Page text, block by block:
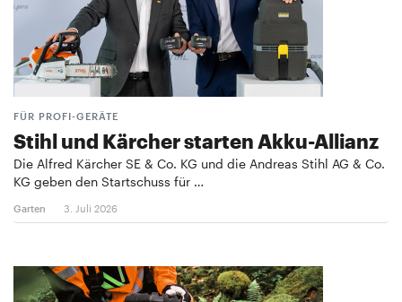
FÜR PROFI-GERÄTE
Stihl und Kärcher starten Akku-Allianz
Die Alfred Kärcher SE & Co. KG und die Andreas Stihl AG & Co.
KG geben den Startschuss für …
Garten 3. Juli 2026